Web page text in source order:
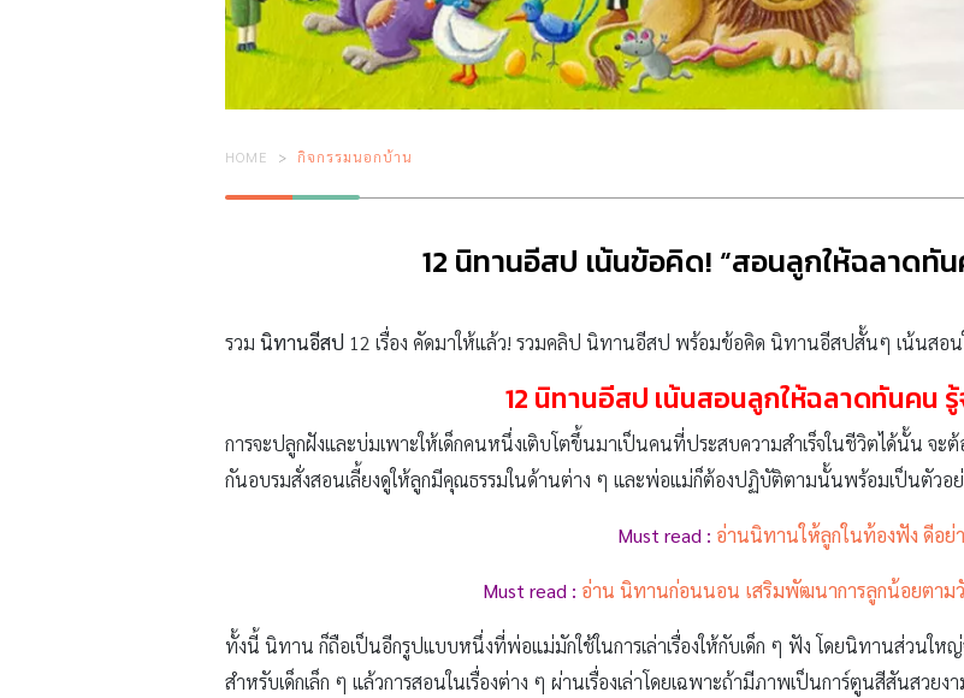
HOME กิจกรรมนอกบ้าน
12 นิทานอีสป เน้นข้อคิด! “สอนลูกให้ฉลาดทั
รวม นิทานอีสป 12 เรื่อง คัดมาให้แล้ว! รวมคลิป นิทานอีสป พร้อมข้อคิด นิทานอีสปสั้นๆ เน้นสอน
12 นิทานอีสป เน้นสอนลูกให้ฉลาดทันคน
การจะปลูกฝังและบ่มเพาะให้เด็กคนหนึ่งเติบโตขึ้นมาเป็นคนที่ประสบความสำเร็จในชีวิตได้นั้น จ
กันอบรมสั่งสอนเลี้ยงดูให้ลูกมีคุณธรรมในด้านต่าง ๆ และพ่อแม่ก็ต้องปฏิบัติตามนั้นพร้อมเป็นตัวอ
Must read : อ่านนิทานให้ลูกในท้องฟัง ดีอย่า
Must read : อ่าน นิทานก่อนนอน เสริมพัฒนาการลูกน้อยตามวั
ทั้งนี้ นิทาน ก็ถือเป็นอีกรูปแบบหนึ่งที่พ่อแม่มักใช้ในการเล่าเรื่องให้กับเด็ก ๆ ฟัง โดยนิทานส่วนใหญ่
สำหรับเด็กเล็ก ๆ แล้วการสอนในเรื่องต่าง ๆ ผ่านเรื่องเล่าโดยเฉพาะถ้ามีภาพเป็นการ์ตูนสีสันสวย